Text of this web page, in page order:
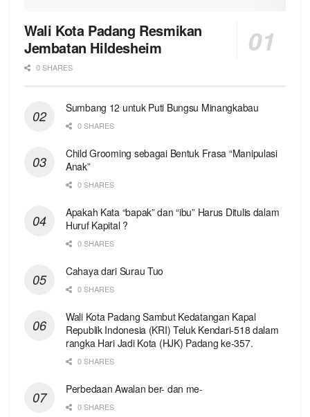
Wali Kota Padang Resmikan
Jembatan Hildesheim
0 SHARES
Sumbang 12 untuk Puti Bungsu Minangkabau
0 SHARES
Child Grooming sebagai Bentuk Frasa “Manipulasi
Anak”
0 SHARES
Apakah Kata “bapak” dan “ibu” Harus Ditulis dalam
Huruf Kapital ?
0 SHARES
Cahaya dari Surau Tuo
0 SHARES
Wali Kota Padang Sambut Kedatangan Kapal
Republik Indonesia (KRI) Teluk Kendari-518 dalam
rangka Hari Jadi Kota (HJK) Padang ke-357.
0 SHARES
Perbedaan Awalan ber- dan me-
0 SHARES